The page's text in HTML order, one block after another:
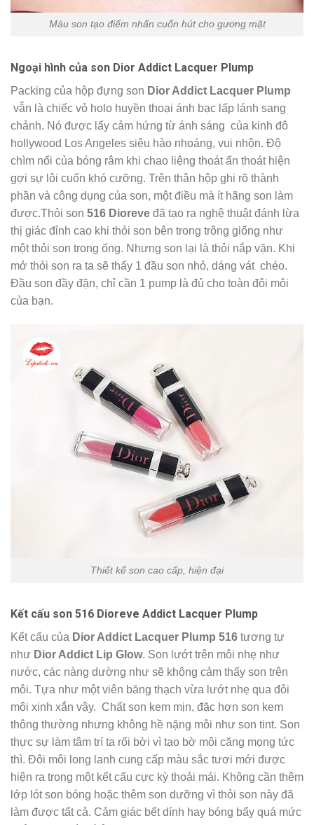
Màu son tạo điểm nhấn cuốn hút cho gương mặt
Ngoại hình của son Dior Addict Lacquer Plump
Packing của hộp đựng son Dior Addict Lacquer Plump
vẫn là chiếc vỏ holo huyền thoại ánh bạc lấp lánh sang
chảnh. Nó được lấy cảm hứng từ ánh sáng của kinh đô
hollywood Los Angeles siêu hào nhoáng, vui nhộn. Độ
chìm nổi của bóng râm khi chao liệng thoát ẩn thoát hiện
gợi sự lôi cuốn khó cưỡng. Trên thân hộp ghi rõ thành
phần và công dụng của son, một điều mà ít hãng son làm
được.Thỏi son 516 Dioreve đã tạo ra nghệ thuật đánh lừa
thị giác đỉnh cao khi thỏi son bên trong trông giống như
một thỏi son trong ống. Nhưng son lại là thỏi nắp vặn. Khi
mở thỏi son ra ta sẽ thấy 1 đầu son nhỏ, dáng vát chéo.
Đầu son đầy đặn, chỉ cần 1 pump là đủ cho toàn đôi môi
của bạn.
Thiết kế son cao cấp, hiện đại
Kết cấu son 516 Dioreve Addict Lacquer Plump
Kết cấu của Dior Addict Lacquer Plump 516 tương tự
như Dior Addict Lip Glow. Son lướt trên môi nhẹ như
nước, các nàng dường như sẽ không cảm thấy son trên
môi. Tựa như một viên băng thạch vừa lướt nhẹ qua đôi
môi xinh xắn vậy. Chất son kem mịn, đặc hơn son kem
thông thường nhưng không hề nặng môi như son tint. Son
thực sự làm tâm trí ta rối bời vì tạo bờ môi căng mọng tức
thì. Đôi môi long lanh cung cấp màu sắc tươi mới được
hiện ra trong một kết cấu cực kỳ thoải mái. Không cần thêm
lớp lót son bóng hoặc thêm son dưỡng vì thỏi son này đã
làm được tất cả. Cảm giác bết dính hay bóng bẩy quá mức